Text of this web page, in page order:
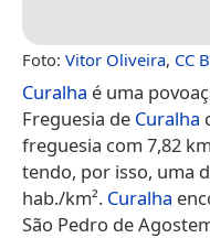
Foto: Vitor Oliveira, CC
Curalha é uma
Freguesia de Curalha
freguesia com 7,82
tendo, por isso, uma
hab./km². Curalha
São Pedro de